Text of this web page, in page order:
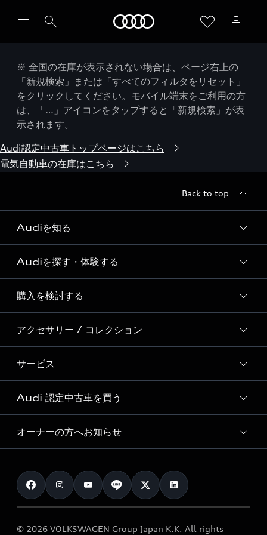
※ 全国の在庫が表示されない場合は、ページ右上の
「新規検索」または「すべてのフィルタをリセット」
をクリックしてください。モバイル端末をご利用の方
は、「…」アイコンをタップすると「新規検索」が表
示されます。
Audi認定中古車トップページはこちら
電気自動車の在庫はこちら
Back to top
Audiを知る
Audi ブランド
Story of Progress
Audi Sport
Formula 1®
デジタルサービス
Audiを探す・体験する
ディーラー検索
新車在庫検索
試乗車・展示車検索
見積り依頼
試乗予約
購入を検討する
モデル一覧
特別仕様モデル / 限定モデル
e-tronラインアップ
価格シミュレーション
車両比較
カタログ一覧
アクセサリー / コレクション
純正アクセサリー
オンラインショップ
Audi collection
アウディナビアプリ
サービス
サービス入庫予約
サービスプログラム
メンテナンス
車検 / 定期点検
e-tronアフターサポート
Audi 認定中古車を買う
Audi認定中古車
クオリティ
保証
メンテナンス
オーナーの方へお知らせ
お知らせ
オーナー様向けキャンペーン
© 2026 VOLKSWAGEN Group Japan K.K. All rights